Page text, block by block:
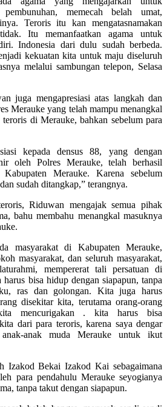
pembunuhan, memecah belah umat,
Teroris itu kan mengatasnamakan
Itu memanfaatkan agama untuk
Indonesia dari dulu sudah berbeda.
kekuatan kita untuk maju diseluruh
melalui sambungan telepon, Selasa
juga mengapresiasi atas langkah dan
Merauke yang telah mampu menangkal
di Merauke, bahkan sebelum para
kepada densus 88, yang dengan
oleh Polres Merauke, telah berhasil
Merauke. Karena sebelum
sudah ditangkap,” terangnya.
Riduwan mengajak semua pihak
bahu membahu menangkal masuknya
masyarakat di Kabupaten Merauke,
masyarakat, dan seluruh masyarakat,
mempererat tali persatuan di
bisa hidup dengan siapapun, tanpa
ras dan golongan. Kita juga harus
disekitar kita, terutama orang-orang
mencurigakan . kita harus bisa
dari para teroris, karena saya dengar
anak muda Merauke untuk ikut
Izakod Bekai Izakod Kai sebagaimana
para pendahulu Merauke seyogianya
tanpa takut dengan siapapun.